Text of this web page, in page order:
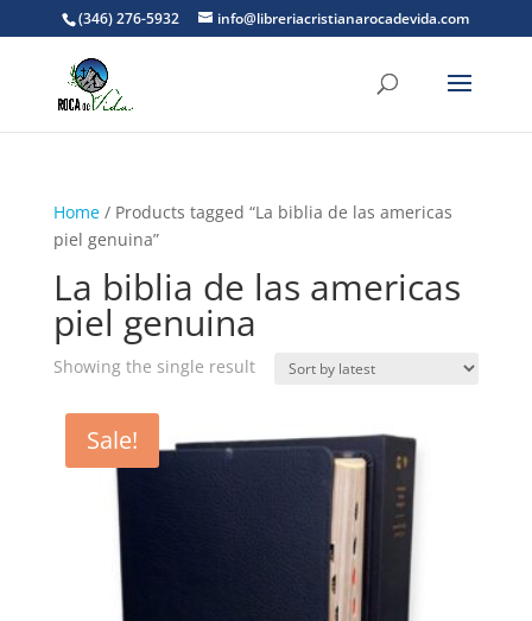
(346) 276-5932 info@libreriacristianarocadevida.com
Home/ Products tagged “La biblia de las americas
piel genuina”
La biblia de las americas
piel genuina
Showing the single result
Sale!